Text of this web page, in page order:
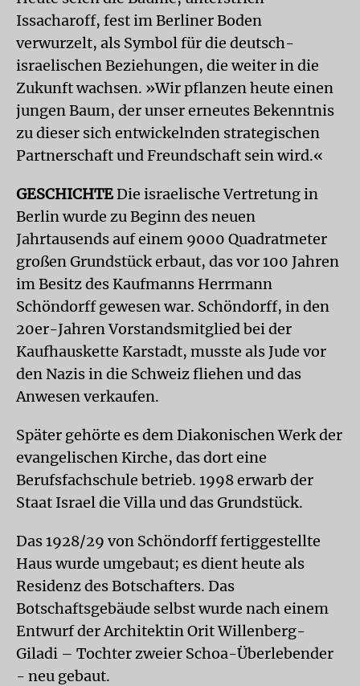
Issacharoff, fest im Berliner Boden
verwurzelt, als Symbol für die deutsch-
israelischen Beziehungen, die weiter in die
Zukunft wachsen. »Wir pflanzen heute einen
jungen Baum, der unser erneutes Bekenntnis
zu dieser sich entwickelnden strategischen
Partnerschaft und Freundschaft sein wird.«
GESCHICHTEDie israelische Vertretung in
Berlin wurde zu Beginn des neuen
Jahrtausends auf einem 9000 Quadratmeter
großen Grundstück erbaut, das vor 100 Jahren
im Besitz des Kaufmanns Herrmann
Schöndorff gewesen war. Schöndorff, in den
20er-Jahren Vorstandsmitglied bei der
Kaufhauskette Karstadt, musste als Jude vor
den Nazis in die Schweiz fliehen und das
Anwesen verkaufen.
Später gehörte es dem Diakonischen Werk der
evangelischen Kirche, das dort eine
Berufsfachschule betrieb. 1998 erwarb der
Staat Israel die Villa und das Grundstück.
Das 1928/29 von Schöndorff fertiggestellte
Haus wurde umgebaut; es dient heute als
Residenz des Botschafters. Das
Botschaftsgebäude selbst wurde nach einem
Entwurf der Architektin Orit Willenberg-
Giladi – Tochter zweier Schoa-Überlebender
- neu gebaut.